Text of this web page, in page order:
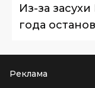
Из-за
года
Реклама